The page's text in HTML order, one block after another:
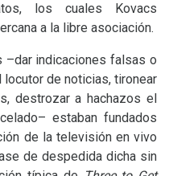
los cuales Kovacs
a la libre asociación.
–dar indicaciones falsas o
locutor de noticias, tironear
destrozar a hachazos el
estaban fundados
de la televisión en vivo
de despedida dicha sin